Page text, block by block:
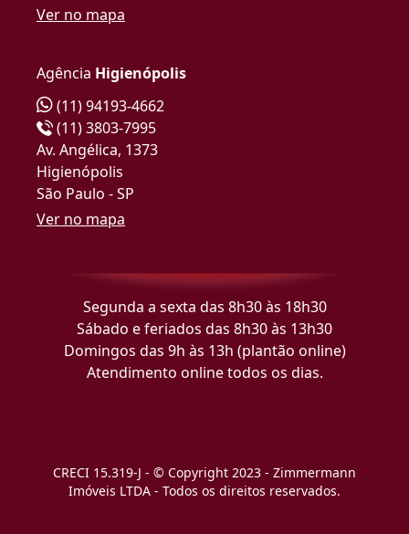
Ver no mapa
Agência Higienópolis
(11) 94193-4662
(11) 3803-7995
Av. Angélica, 1373
Higienópolis
São Paulo - SP
Ver no mapa
Segunda a sexta das 8h30 às 18h30
Sábado e feriados das 8h30 às 13h30
Domingos das 9h às 13h (plantão online)
Atendimento online todos os dias.
CRECI 15.319-J - © Copyright 2023 - Zimmermann
Imóveis LTDA - Todos os direitos reservados.